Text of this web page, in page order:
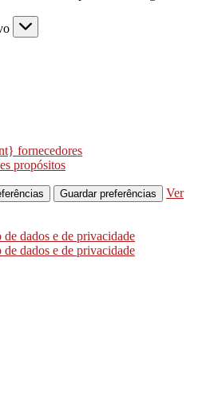
fornecedores
propósitos
Guardar preferências
Ver
dados e de privacidade
dados e de privacidade